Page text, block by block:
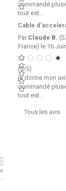
commandé
tout est...
Cable
Par Claude B.
France) le 16
(5/5)
je donne mon
commandé
tout est...
Tous les avis